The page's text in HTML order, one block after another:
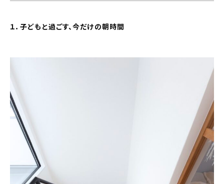
キッズ
１．子どもと過ごす、今だけの朝時間